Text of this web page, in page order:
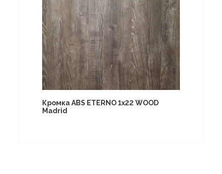
Кромка ABS ETERNO 1x22 WOOD
Madrid